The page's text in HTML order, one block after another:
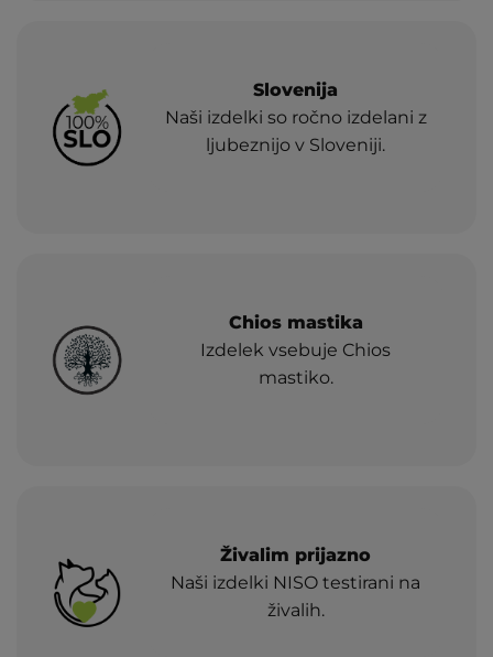
Slovenija
Naši izdelki so ročno izdelani z
ljubeznijo v Sloveniji.
Chios mastika
Izdelek vsebuje Chios
mastiko.
Živalim prijazno
Naši izdelki NISO testirani na
živalih.